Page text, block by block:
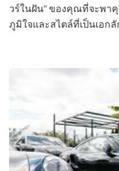
วร์ในฝัน” ของคุณที่จะพา
ภูมิใจและสไตล์ที่เป็นเอก